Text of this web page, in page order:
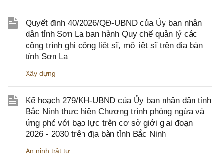
Quyết định 40/2026/QĐ-UBND của Ủy ban nhân
dân tỉnh Sơn La ban hành Quy chế quản lý các
công trình ghi công liệt sĩ, mộ liệt sĩ trên địa bàn
tỉnh Sơn La
Xây dựng
Kế hoạch 279/KH-UBND của Ủy ban nhân dân tỉnh
Bắc Ninh thực hiện Chương trình phòng ngừa và
ứng phó với bạo lực trên cơ sở giới giai đoạn
2026 - 2030 trên địa bàn tỉnh Bắc Ninh
An ninh trật tự